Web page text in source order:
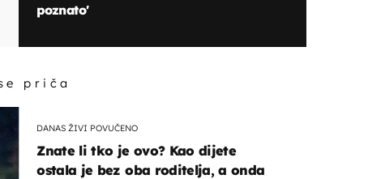
poznato'
priča
DANAS ŽIVI POVUČENO
Znate li tko je ovo? Kao dijete
ostala je bez oba roditelja, a onda